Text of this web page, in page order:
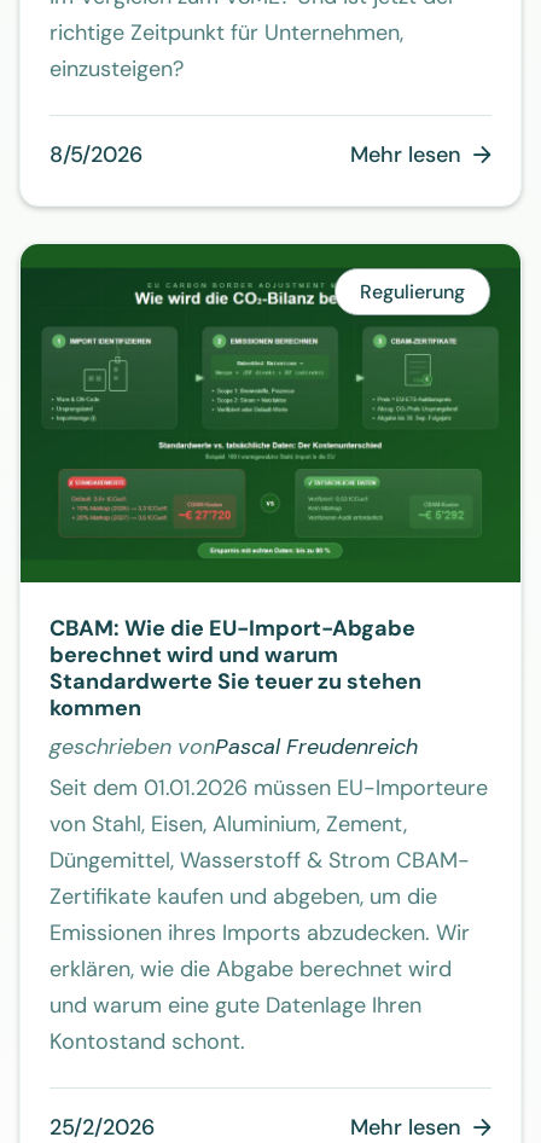
richtige Zeitpunkt für Unternehmen,
einzusteigen?
8/5/2026 Mehr lesen 
Regulierung
CBAM: Wie die EU-Import-Abgabe
berechnet wird und warum
Standardwerte Sie teuer zu stehen
kommen
geschrieben vonPascal Freudenreich
Seit dem 01.01.2026 müssen EU-Importeure
von Stahl, Eisen, Aluminium, Zement,
Düngemittel, Wasserstoff & Strom CBAM-
Zertifikate kaufen und abgeben, um die
Emissionen ihres Imports abzudecken. Wir
erklären, wie die Abgabe berechnet wird
und warum eine gute Datenlage Ihren
Kontostand schont.
25/2/2026 Mehr lesen 